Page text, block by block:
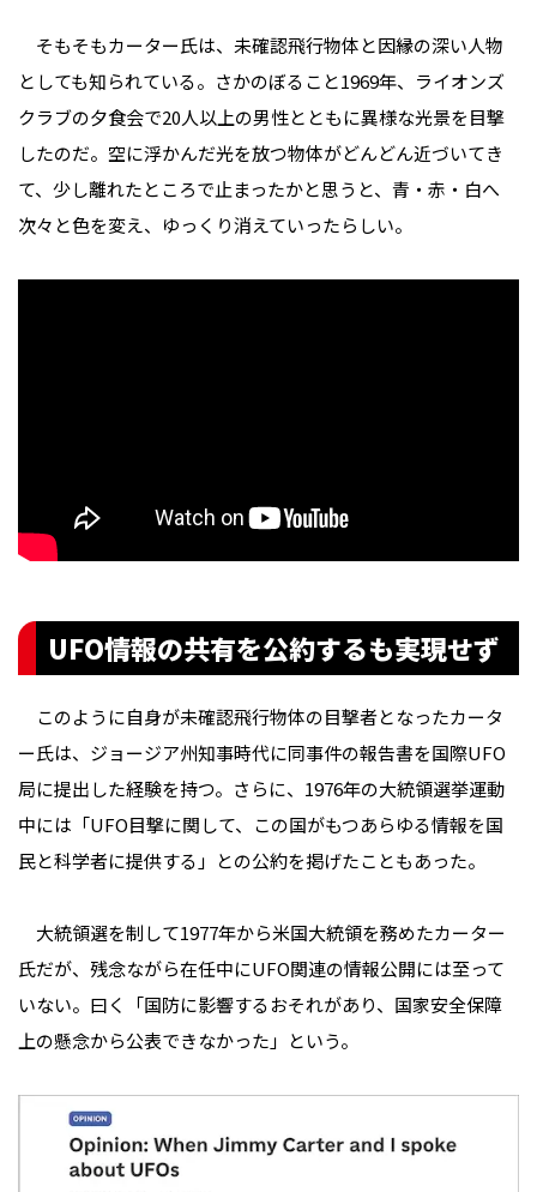
そもそもカーター氏は、未確認飛行物体と因縁の深い人物
としても知られている。さかのぼること1969年、ライオンズ
クラブの夕食会で20人以上の男性とともに異様な光景を目撃
したのだ。空に浮かんだ光を放つ物体がどんどん近づいてき
て、少し離れたところで止まったかと思うと、青・赤・白へ
次々と色を変え、ゆっくり消えていったらしい。
UFO情報の共有を公約するも実現せず
このように自身が未確認飛行物体の目撃者となったカータ
ー氏は、ジョージア州知事時代に同事件の報告書を国際UFO
局に提出した経験を持つ。さらに、1976年の大統領選挙運動
中には「UFO目撃に関して、この国がもつあらゆる情報を国
民と科学者に提供する」との公約を掲げたこともあった。
大統領選を制して1977年から米国大統領を務めたカーター
氏だが、残念ながら在任中にUFO関連の情報公開には至って
いない。曰く「国防に影響するおそれがあり、国家安全保障
上の懸念から公表できなかった」という。